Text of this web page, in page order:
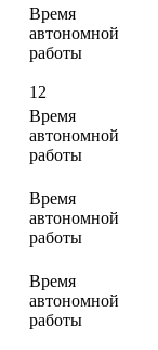
Время
автономной
работы
12
Время
автономной
работы
Время
автономной
работы
Время
автономной
работы